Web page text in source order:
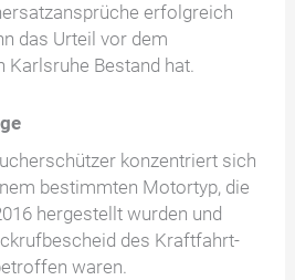
erfolgreich
das Urteil vor dem
Karlsruhe Bestand hat.
konzentriert sich
bestimmten Motortyp, die
hergestellt wurden und
des Kraftfahrt-
waren.